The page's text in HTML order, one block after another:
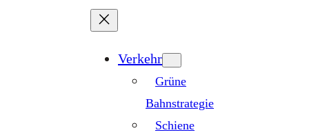
Verkehr
Grüne
Bahnstrategie
Schiene